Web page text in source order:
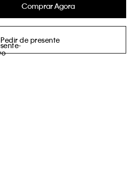
Comprar Agora
Pedir de presente